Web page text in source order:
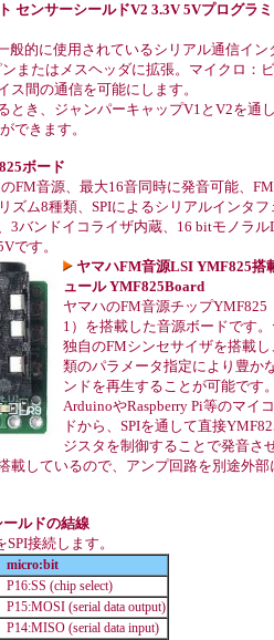
センサーシールドV2 3.3V 5Vプログラ
般的に使用されているシリアル通信イン
またはメスヘッダに拡張。マイクロ：
ス間の通信を可能にします。
とき、ジャンパーキャップV1とV2を通
できます。
ボード
FM音源、最大16音同時に発音可能、
ズム8種類、SPIによるシリアルインタフ
3バンドイコライザ内蔵、16 bitモノラル
です。
ヤマハFM音源LSI YMF825搭
ュール YMF825Board
ヤマハのFM音源チップYMF825
1）を搭載した音源ボードです
独自のFMシンセサイザを搭載し
類のパラメータ指定により豊か
ンドを再生することが可能です
ArduinoやRaspberry Pi等のマイ
ドから、SPIを通して直接
ジスタを制御することで発音さ
載しているので、アンプ回路を別途外部
ルドの結線
接続します。
micro:bit
P16:SS (chip select)
P15:MOSI (serial data output)
P14:MISO (serial data input)